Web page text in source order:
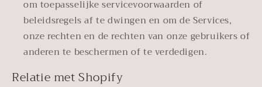
om toepasselijke servicevoorwaarden of
beleidsregels af te dwingen en om de Services,
onze rechten en de rechten van onze gebruikers of
anderen te beschermen of te verdedigen.
Relatie met Shopify